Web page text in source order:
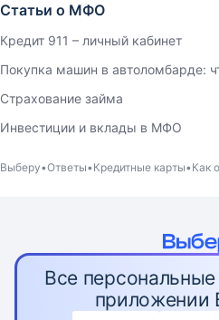
Статьи о МФО
Кредит 911 – личный кабинет
Покупка машин в автоломбарде:
Страхование займа
Инвестиции и вклады в МФО
Выберу Ответы Кредитные карты Как
Все
приложении